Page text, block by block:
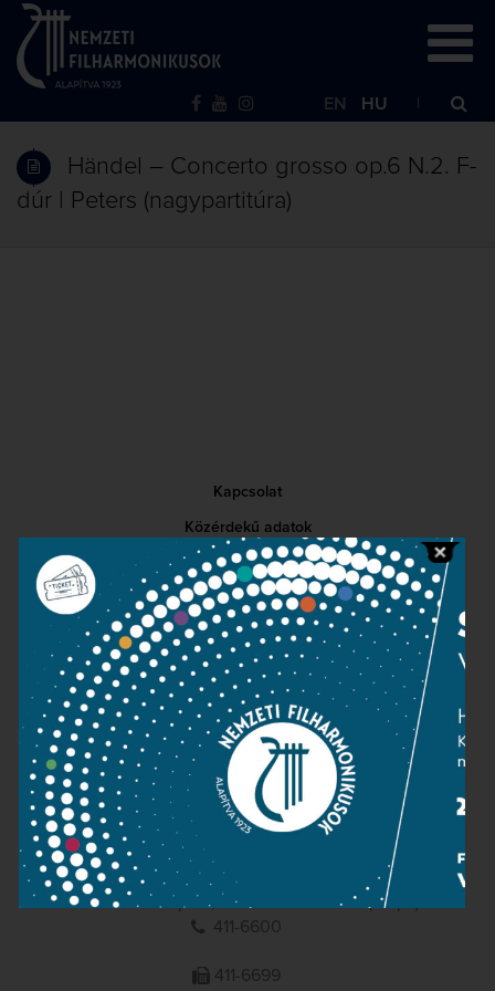
EN HU
Händel – Concerto grosso op.6 N.2. F-
dúr | Peters (nagypartitúra)
Kapcsolat
Közérdekű adatok
Sajtószoba
Adatvédelem
Impresszum
NEMZETI
FILHARMONIKUSOK
1095 Budapest, Komor Marcell u. 1. (Müpa)
411-6600
411-6699